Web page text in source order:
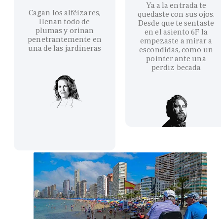
Cagan los alféizares,
llenan todo de
plumas y orinan
penetrantemente en
una de las jardineras
Ya a la entrada te
quedaste con sus ojos.
Desde que te sentaste
en el asiento 6F la
empezaste a mirar a
escondidas, como un
pointer ante una
perdiz becada